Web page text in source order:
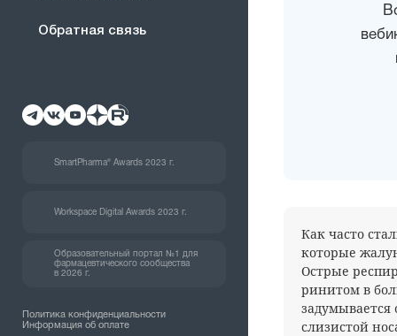
Обратная связь
SmartPharma® Awards 2023 г.
Workspace Digital Awards 2023 г.
Образовательный портал №1 для
фармацевтического сообщества
в 2026 г.
Политика конфиденциальности
Информация об оплате
Как часто
которые
Острые
ринитом в
задумывается
слизистой